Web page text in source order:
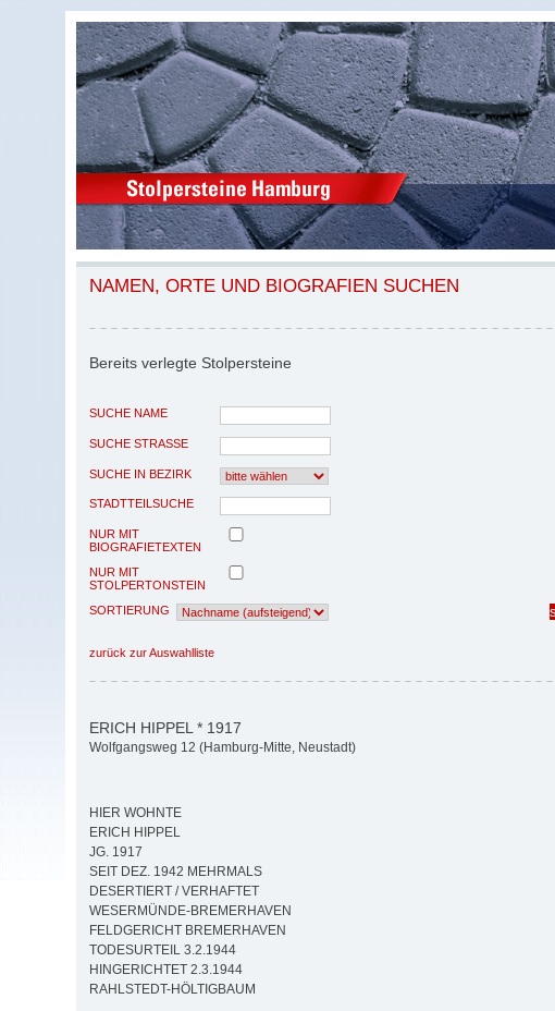
NAMEN, ORTE UND BIOGRAFIEN SUCHEN
Bereits verlegte Stolpersteine
SUCHE NAME
SUCHE STRASSE
SUCHE IN BEZIRK
STADTTEILSUCHE
NUR MIT
BIOGRAFIETEXTEN
NUR MIT
STOLPERTONSTEIN
SORTIERUNG
zurück zur Auswahlliste
ERICH HIPPEL * 1917
Wolfgangsweg 12 (Hamburg-Mitte, Neustadt)
HIER WOHNTE
ERICH HIPPEL
JG. 1917
SEIT DEZ. 1942 MEHRMALS
DESERTIERT / VERHAFTET
WESERMÜNDE-BREMERHAVEN
FELDGERICHT BREMERHAVEN
TODESURTEIL 3.2.1944
HINGERICHTET 2.3.1944
RAHLSTEDT-HÖLTIGBAUM